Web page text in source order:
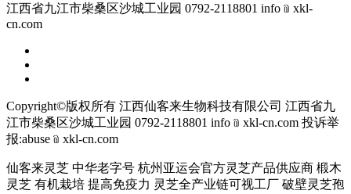
江西省九江市柴桑区沙城工业园 0792-2118801 info﹫xkl-
cn.com
Copyright©版权所有 江西仙客来生物科技有限公司 江西省九
江市柴桑区沙城工业园 0792-2118801 info﹫xkl-cn.com 投诉举
报:abuse﹫xkl-cn.com
仙客来灵芝 中华老字号 杭州亚运会官方灵芝产品供应商 椴木
灵芝 有机栽培 提高免疫力 灵芝全产业链可视工厂 破壁灵芝孢